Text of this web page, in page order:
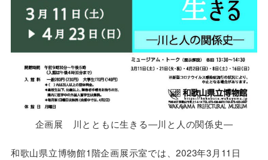
企画展 川とともに生きる―川と人の関係史―
和歌山県立博物館1階企画展示室では、2023年3月11日